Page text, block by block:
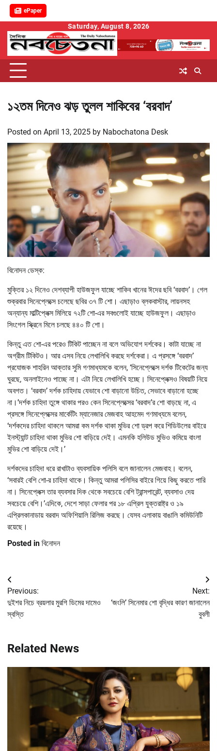
ePaper
content
Saturday, August 8, 2026
১২তম দিনেও ঝড় তুলল শাকিবের ‘বরবাদ’
Posted on April 13, 2025 by Nabochatona Desk
বিনোদন ডেস্ক:
মুক্তির ১২ দিনেও দেশব্যাপী হাউজফুল যাচ্ছে শাকিব খানের ঈদের ছবি ‘বরবাদ’। গেল
শুক্রবার সিনেপ্লেক্সে চলেছে ছবির ৩৭ টি শো। এছাড়াও ব্লকবাস্টার, লায়নসহ
অন্যান্য মাল্টিপ্লেক্স মিলিয়ে ৭২টি শো-এর সবগুলোই যাচ্ছে হাউজফুল। এছাড়াও
সিংগেল স্ক্রিনে মিলে চলছে ৪৪০ টি শো।
কিন্তু এত শো-এর পরেও টিকিট পাচ্ছেন না বলে অভিযোগ দর্শকের। কাটা যাচ্ছে না
অগ্রীম টিকিটও। আর এসব নিয়ে লেখালিখি করছে দর্শকেরা। এ প্রসঙ্গে ‘বরবাদ’
প্রযোজক শাহরিন আক্তার সুমি গণমাধ্যমকে বলেন, ‘সিনেপ্লেক্সে দর্শক টিকেটের জন্য
ঘুরছে, অনলাইনেও পাচ্ছে না। এটা নিয়ে লেখালিখি হচ্ছে। সিনেপ্লেক্সও বিষয়টি নিয়ে
অবগত। ‘বরবাদ’ দর্শক চাহিদায় যেভাবে শো বাড়ানো উচিত, সেভাবে বাড়ানো হচ্ছে
না।’দর্শক চাহিদা তুঙ্গে থাকার পরও কেন সিনেপ্লেক্সের ‘বরবাদ’র শো বাড়ছে না, এ
প্রসঙ্গে সিনেপ্লেক্সের মার্কেটিং ম্যানেজার মেজবাহ আহমেদ গণমাধ্যমে বলেন,
‘দর্শকদের চাহিদা থাকলে আমরা কম দর্শক থাকা মুভির শো ড্রপ করে শিডিউলের বাইরে
ইনস্ট্যান্ট চাহিদা থাকা মুভির শো বাড়িয়ে দেই। এমনকি হলিউড মুভিও কমিয়ে বাংলা
মুভির শো বাড়িয়ে দেই।’
দর্শকদের চাহিদা ধরে রাখাটাও ব্যবসায়িক পলিসি বলে জানালেন মেজবাহ। বলেন,
‘সবারই বেশি শো-র চাহিদা থাকে। কিন্তু আমরা পলিসির বাইরে গিয়ে কিছু করতে পারি
না। সিনেপ্লেক্স তার ব্যবসার দিক থেকে সবচেয়ে বেশি ট্রান্সপারেন্ট, ব্যবসাও দেয়
সবচেয়ে বেশি।’এদিকে, দেশে সাড়া ফেলার পর ১৮ এপ্রিল যুক্তরাষ্ট্র ও ১৯
এপ্রিলকানাডায় বরবাদ অফিশিয়ালি রিলিজ করছে। যেসব এলাকায় বাঙালি কমিউনিটি
রয়েছে।
Posted in বিনোদন
Post
navigation
Previous:
দুইশর নিচে ব্রয়লার মুরগি ডিমের দামেও
স্বস্তি
Next:
‘জংলি’ সিনেমার শো বৃদ্ধির কারণ জানালেন
বুবলী
Related News